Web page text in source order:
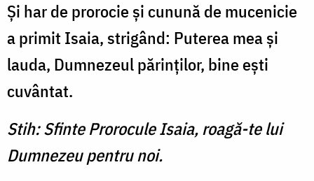
Şi har de prorocie şi cunună de mucenicie
a primit Isaia, strigând: Puterea mea şi
lauda, Dumnezeul părinţilor, bine eşti
cuvântat.
Stih: Sfinte Prorocule Isaia, roagă-te lui
Dumnezeu pentru noi.